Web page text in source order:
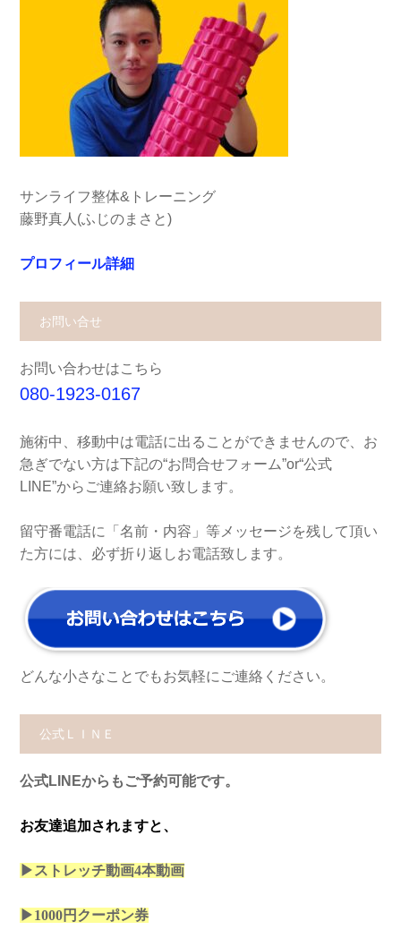
サンライフ整体&トレーニング
藤野真人(ふじのまさと)
プロフィール詳細
お問い合せ
お問い合わせはこちら
080-1923-0167
施術中、移動中は電話に出ることができませんので、お
急ぎでない方は下記の“お問合せフォーム”or“公式
LINE”からご連絡お願い致します。
留守番電話に「名前・内容」等メッセージを残して頂い
た方には、必ず折り返しお電話致します。
どんな小さなことでもお気軽にご連絡ください。
公式ＬＩＮＥ
公式LINEからもご予約可能です。
お友達追加されますと、
▶ストレッチ動画4本動画
▶1000円クーポン券